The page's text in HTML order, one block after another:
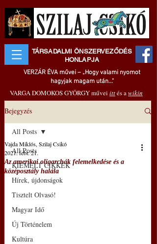
TÁRSADALMI ÖNSZERVEZŐDÉS
HONLAPJA
VERZÁR ÉVA művei – „Hogy valami nyomot
hagyjak magam után..."
VARGA DOMOKOS GYÖRGY művei ittés awikin
Bejegyzés
All Posts
KIEMELT CIKKEK
Hírek, újdonságok
Tisztelt Olvasó!
Magyar Idő
Új Történelem
Kultúra
All Posts
Az amerikai oligarchák felemelkedése és a
középosztály halála
Vajda Miklós, Szilaj Csikó
2021. febr. 21.